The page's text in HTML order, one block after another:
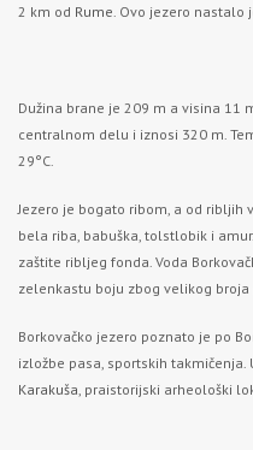
2 km od Rume. Ovo jezero nastalo
Dužina brane je 209 m a visina 11
centralnom delu i iznosi 320 m.
29°C.
Jezero je bogato ribom, a od ribljih
bela riba, babuška, tolstlobik i
zaštite ribljeg fonda. Voda
zelenkastu boju zbog velikog
Borkovačko jezero poznato je po
izložbe pasa, sportskih
Karakuša, praistorijski arheološki